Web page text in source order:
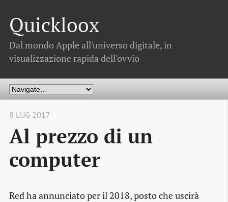
Quickloox
Dal mondo Apple all'universo digitale, in
visualizzazione rapida dell'ovvio
8 LUG 2017
Al prezzo di un
computer
Red ha annunciato per il 2018, posto che uscirà